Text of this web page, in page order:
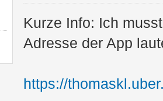
Kurze Info: Ich
Adresse der App
https://